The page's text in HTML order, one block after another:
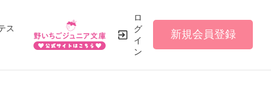
ス
ロ
グ
イ
ン
新規会員登録